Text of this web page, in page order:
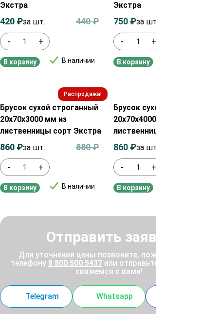
Экстра
- +
В наличии
440₽
420 ₽за шт.
В корзину
Экстра
- +
750 ₽за шт.
В корзину
Распродажа!
Брусок сухой строганный
20х70х3000 мм из
лиственницы сорт Экстра
- +
В наличии
880₽
860 ₽за шт.
В корзину
Брусок сухой строганный
20х70х4000 мм из
лиственницы сорт Экстра
- +
860 ₽за шт.
В корзину
Отправить заявку
Для уточнения цены позвоните, пожалуйста, по
телефону 8 800 500 5437 или отправьте заявку, и мы
свяжемся с вами!
Telegram Whatsapp